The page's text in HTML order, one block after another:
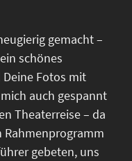
gemacht –
schönes
Fotos mit
auch gespannt
Theaterreise – da
Rahmenprogramm
gebeten, uns